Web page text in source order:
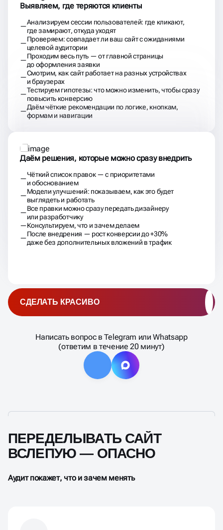
Выявляем, где теряются клиенты
Анализируем сессии пользователей: где кликают,
где замирают, откуда уходят
Проверяем: совпадает ли ваш сайт с ожиданиями
целевой аудитории
Проходим весь путь — от главной страницы
до оформления заявки
Смотрим, как сайт работает на разных устройствах
и браузерах
Тестируем гипотезы: что можно изменить, чтобы сразу
повысить конверсию
Даём чёткие рекомендации по логике, кнопкам,
формам и навигации
Даём решения, которые можно сразу внедрить
Чёткий список правок — с приоритетами
и обоснованием
Модели улучшений: показываем, как это будет
выглядеть и работать
Все правки можно сразу передать дизайнеру
или разработчику
Консультируем, что и зачем делаем
После внедрения — рост конверсии до +30%
даже без дополнительных вложений в трафик
Написать вопрос в Telegram или Whatsapp
(ответим в течение 20 минут)
СДЕЛАТЬ КРАСИВО
ПЕРЕДЕЛЫВАТЬ САЙТ
ВСЛЕПУЮ — ОПАСНО
Аудит покажет, что и зачем менять